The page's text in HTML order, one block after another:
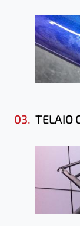
03. TELAIO